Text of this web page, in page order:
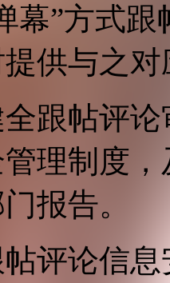
幕”方式
供与之
全跟帖评
理制度
报告。
帖评论信